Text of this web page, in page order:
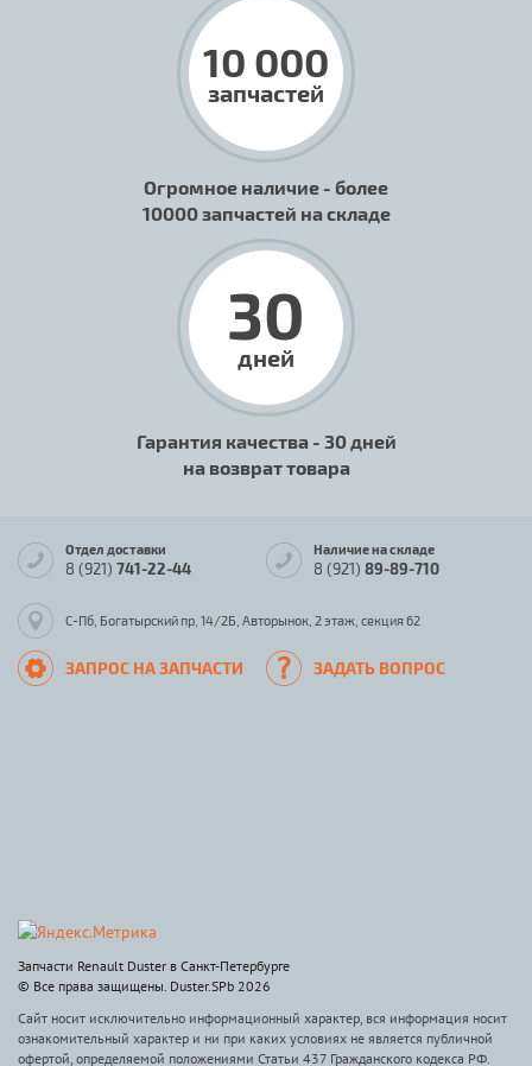
10 000
запчастей
Огромное наличие - более
10000 запчастей на складе
30
дней
Гарантия качества - 30 дней
на возврат товара
Отдел доставки
8 (921) 741-22-44
Наличие на складе
8 (921) 89-89-710
С-Пб, Богатырский пр, 14/2Б, Авторынок, 2 этаж, секция 62
ЗАПРОС НА ЗАПЧАСТИ ЗАДАТЬ ВОПРОС
Запчасти Renault Duster в Санкт-Петербурге
© Все права защищены. Duster.SPb 2026
Сайт носит исключительно информационный характер, вся информация носит
ознакомительный характер и ни при каких условиях не является публичной
офертой, определяемой положениями Статьи 437 Гражданского кодекса РФ.